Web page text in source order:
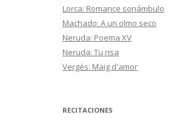
Lorca: Romance sonámbulo
Machado: A un olmo seco
Neruda: Poema XV
Neruda: Tu risa
Vergés: Maig d'amor
RECITACIONES